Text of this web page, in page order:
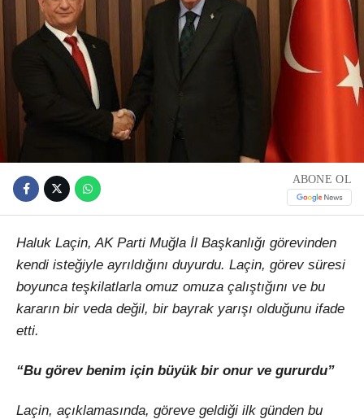
ABONE OL
Haluk Laçin, AK Parti Muğla İl Başkanlığı görevinden
kendi isteğiyle ayrıldığını duyurdu. Laçin, görev süresi
boyunca teşkilatlarla omuz omuza çalıştığını ve bu
kararın bir veda değil, bir bayrak yarışı olduğunu ifade
etti.
“Bu görev benim için büyük bir onur ve gururdu”
Laçin, açıklamasında, göreve geldiği ilk günden bu